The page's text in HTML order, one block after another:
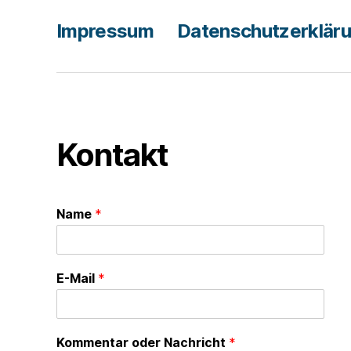
Impressum
Kontakt
Name *
E-Mail *
Kommentar oder Nachricht *